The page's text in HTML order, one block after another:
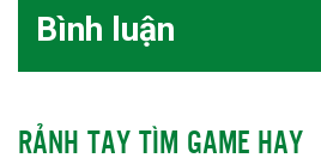
Bình luận
RẢNH TAY TÌM GAME HAY